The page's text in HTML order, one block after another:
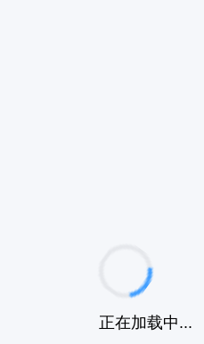
正在加载中...